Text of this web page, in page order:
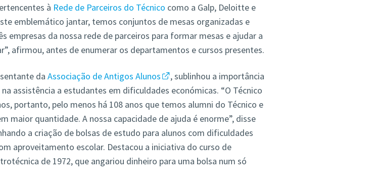
à Rede de Parceiros do Técnico como a Galp, Deloitte e
emblemático jantar, temos conjuntos de mesas organizadas e
empresas da nossa rede de parceiros para formar mesas e ajudar a
afirmou, antes de enumerar os departamentos e cursos presentes.
da Associação de Antigos Alunos
, sublinhou a importância
assistência a estudantes em dificuldades económicas. “O Técnico
portanto, pelo menos há 108 anos que temos alumni do Técnico e
maior quantidade. A nossa capacidade de ajuda é enorme”, disse
a criação de bolsas de estudo para alunos com dificuldades
aproveitamento escolar. Destacou a iniciativa do curso de
de 1972, que angariou dinheiro para uma bolsa num só